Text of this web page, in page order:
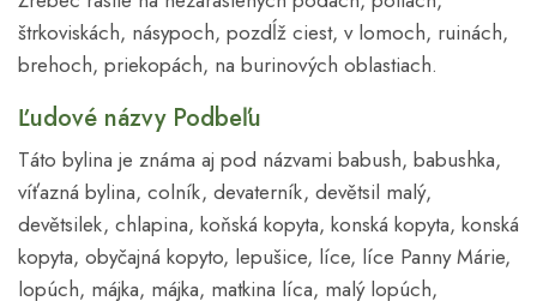
štrkoviskách, násypoch, pozdĺž ciest, v lomoch, ruinách,
brehoch, priekopách, na burinových oblastiach.
Ľudové názvy Podbeľu
Táto bylina je známa aj pod názvami babush, babushka,
víťazná bylina, colník, devaterník, devětsil malý,
devětsilek, chlapina, koňská kopyta, konská kopyta, konská
kopyta, obyčajná kopyto, lepušice, líce, líce Panny Márie,
lopúch, májka, májka, matkina líca, malý lopúch,